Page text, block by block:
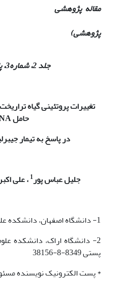
مقاله
مجله سلول
پژوهشی)
جلد 2، شماره3، پاییز 1390، 191-183
تغییرات پروتئینی گیاه
حامل
در پاسخ به تیمار
جلیل عباس پور1، علی
1- دانشگاه اصفهان، دانشکده علوم، گروه زیست شناسی
2- دانشگاه اراک، دانشکده
پستی 8349-8-38156
* پست الکترونیک نویسنده